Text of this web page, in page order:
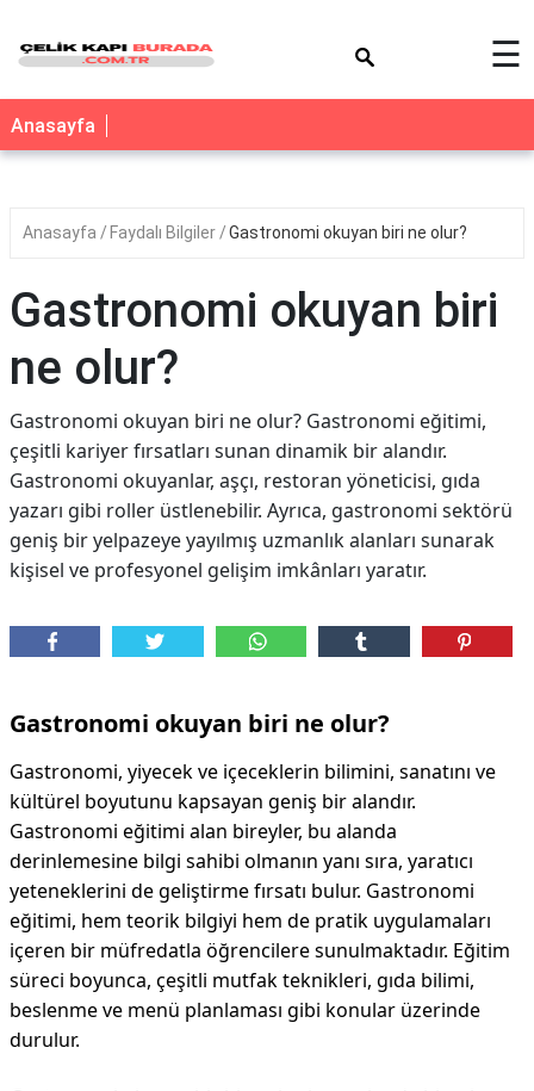
☰
Anasayfa
Anasayfa Faydalı Bilgiler Gastronomi okuyan biri ne olur?
Gastronomi okuyan biri
ne olur?
Gastronomi okuyan biri ne olur? Gastronomi eğitimi,
çeşitli kariyer fırsatları sunan dinamik bir alandır.
Gastronomi okuyanlar, aşçı, restoran yöneticisi, gıda
yazarı gibi roller üstlenebilir. Ayrıca, gastronomi sektörü
geniş bir yelpazeye yayılmış uzmanlık alanları sunarak
kişisel ve profesyonel gelişim imkânları yaratır.
Gastronomi okuyan biri ne olur?
Gastronomi, yiyecek ve içeceklerin bilimini, sanatını ve
kültürel boyutunu kapsayan geniş bir alandır.
Gastronomi eğitimi alan bireyler, bu alanda
derinlemesine bilgi sahibi olmanın yanı sıra, yaratıcı
yeteneklerini de geliştirme fırsatı bulur. Gastronomi
eğitimi, hem teorik bilgiyi hem de pratik uygulamaları
içeren bir müfredatla öğrencilere sunulmaktadır. Eğitim
süreci boyunca, çeşitli mutfak teknikleri, gıda bilimi,
beslenme ve menü planlaması gibi konular üzerinde
durulur.